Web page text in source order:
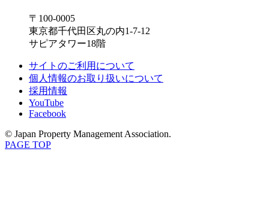
〒100-0005
東京都千代田区丸の内1-7-12
サピアタワー18階
サイトのご利用について
個人情報のお取り扱いについて
採用情報
YouTube
Facebook
© Japan Property Management Association.
PAGE TOP